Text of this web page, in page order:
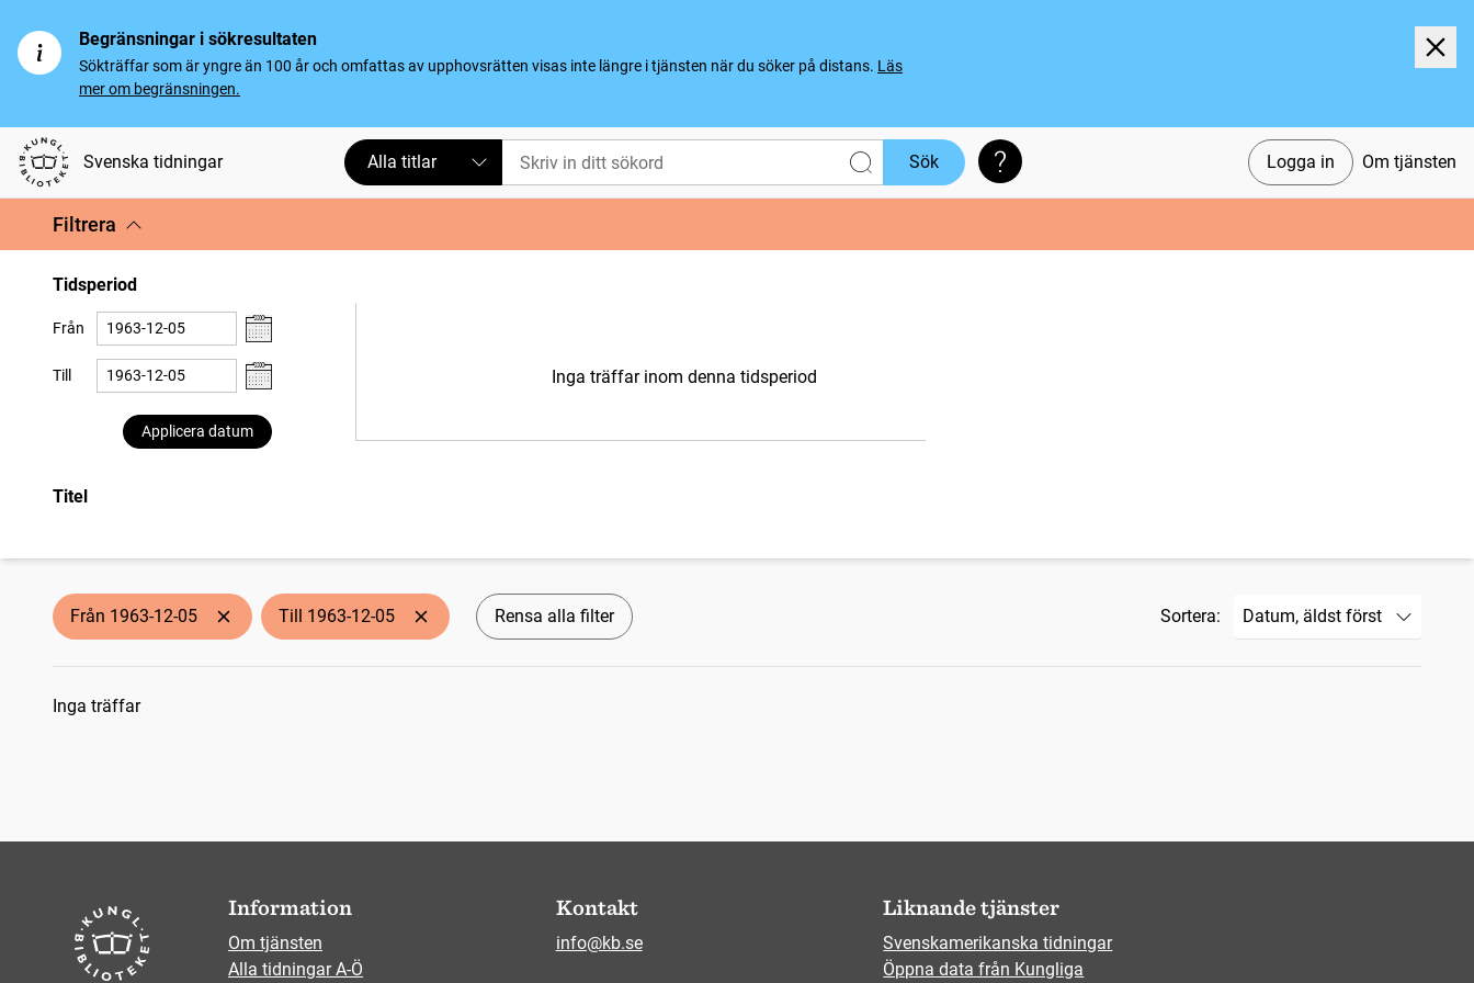
Begränsningar i sökresultaten
Sökträffar som är yngre än 100 år och omfattas av upphovsrätten visas inte längre i tjänsten när du söker på distans. Läs
mer om begränsningen.
Svenska tidningar Logga in Om tjänsten
Alla titlar Sök Söktips
Filtrera
Tidsperiod
Från
Till
Applicera datum
Inga träffar inom denna tidsperiod
Titel
Från 1963-12-05 Till 1963-12-05 Rensa alla filter Sortera:
Sökresultat
Inga träffar
Information
Om tjänsten
Alla tidningar A-Ö
Kontakt
info@kb.se
Liknande tjänster
Svenskamerikanska tidningar
Öppna data från Kungliga